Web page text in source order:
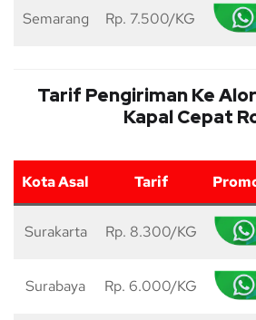
Semarang Rp. 7.500/KG
Tarif Pengiriman Ke
Kapal Cepat
Kota Asal Tarif
Surakarta Rp. 8.300/KG
Surabaya Rp. 6.000/KG